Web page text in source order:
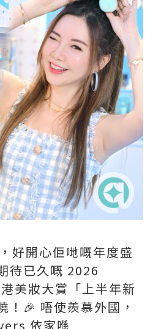
好開心佢哋嘅年度盛
待已久嘅 2026
美妝大賞「上半年新
！🎉 唔使羨慕外國，
依家喺